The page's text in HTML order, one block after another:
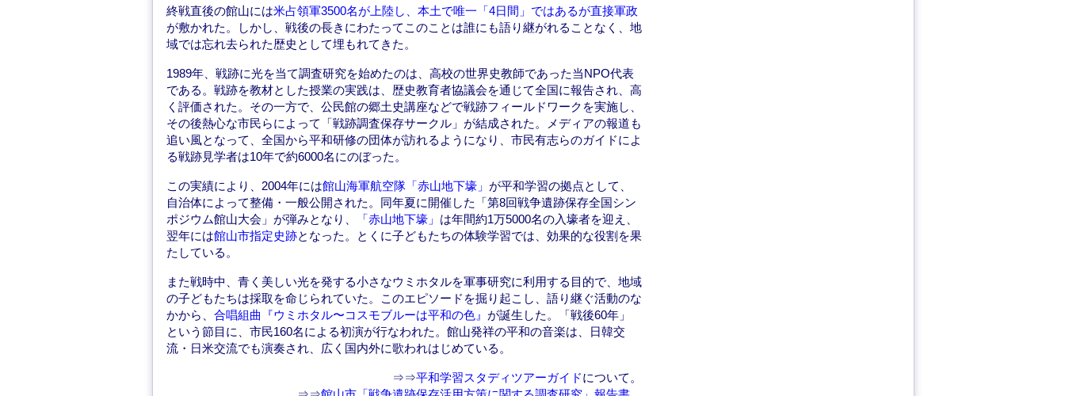
終戦直後の館山には米占領軍3500名が上陸し、本土で唯一「4日間」ではあるが直接軍政
が敷かれた。しかし、戦後の長きにわたってこのことは誰にも語り継がれることなく、地
域では忘れ去られた歴史として埋もれてきた。
1989年、戦跡に光を当て調査研究を始めたのは、高校の世界史教師であった当NPO代表
である。戦跡を教材とした授業の実践は、歴史教育者協議会を通じて全国に報告され、高
く評価された。その一方で、公民館の郷土史講座などで戦跡フィールドワークを実施し、
その後熱心な市民らによって「戦跡調査保存サークル」が結成された。メディアの報道も
追い風となって、全国から平和研修の団体が訪れるようになり、市民有志らのガイドによ
る戦跡見学者は10年で約6000名にのぼった。
この実績により、2004年には館山海軍航空隊「赤山地下壕」 が平和学習の拠点として、
自治体によって整備・一般公開された。同年夏に開催した「第8回戦争遺跡保存全国シン
ポジウム館山大会」が弾みとなり、
「赤山地下壕」 は年間約1万5000名の入壕者を迎え、
翌年には館山市指定史跡となった。とくに子どもたちの体験学習では、効果的な役割を果
たしている。
また戦時中、青く美しい光を発する小さなウミホタルを軍事研究に利用する目的で、地域
の子どもたちは採取を命じられていた。このエピソードを掘り起こし、語り継ぐ活動のな
かから、 合唱組曲『ウミホタル〜コスモブルーは平和の色』 が誕生した。「戦後60年」
という節目に、市民160名による初演が行なわれた。館山発祥の平和の音楽は、日韓交
流・日米交流でも演奏され、広く国内外に歌われはじめている。
⇒⇒平和学習スタディツアーガイドについて。